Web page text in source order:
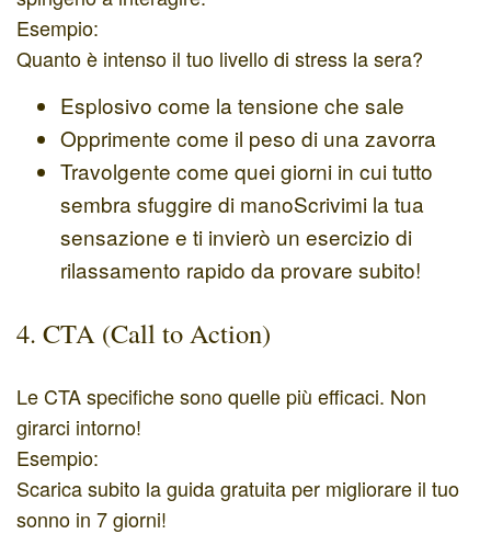
Esempio:
Quanto è intenso il tuo livello di stress la sera?
Esplosivo come la tensione che sale
Opprimente come il peso di una zavorra
Travolgente come quei giorni in cui tutto
sembra sfuggire di manoScrivimi la tua
sensazione e ti invierò un esercizio di
rilassamento rapido da provare subito!
4. CTA (Call to Action)
Le CTA specifiche sono quelle più efficaci. Non
girarci intorno!
Esempio:
Scarica subito la guida gratuita per migliorare il tuo
sonno in 7 giorni!